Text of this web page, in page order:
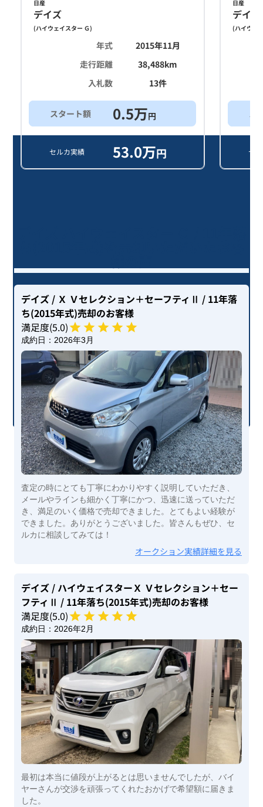
日産
デイズ
(ハイウェイスター Ｇ)
年式
2015年11月
走行距離
38,488km
入札数
13件
スタート額 0.5万円
セルカ実績 53.0万円
日産
デイズ
(ハイウェ
セ
デイズ / Ｘ Ｖセレクション＋セーフティⅡ / 11年落
ち(2015年式)売却のお客様
満足度(5.0)
成約日： 2026年3月
査定の時にとても丁寧にわかりやすく説明していただき、
メールやラインも細かく丁寧にかつ、迅速に送っていただ
き、満足のいく価格で売却できました。とてもよい経験が
できました。ありがとうございました。皆さんもぜひ、セ
ルカに相談してみては！
オークション実績詳細を見る
デイズ / ハイウェイスターＸ Ｖセレクション＋セー
フティⅡ / 11年落ち(2015年式)売却のお客様
満足度(5.0)
成約日： 2026年2月
最初は本当に値段が上がるとは思いませんでしたが、バイ
ヤーさんが交渉を頑張ってくれたおかげで希望額に届きま
した。